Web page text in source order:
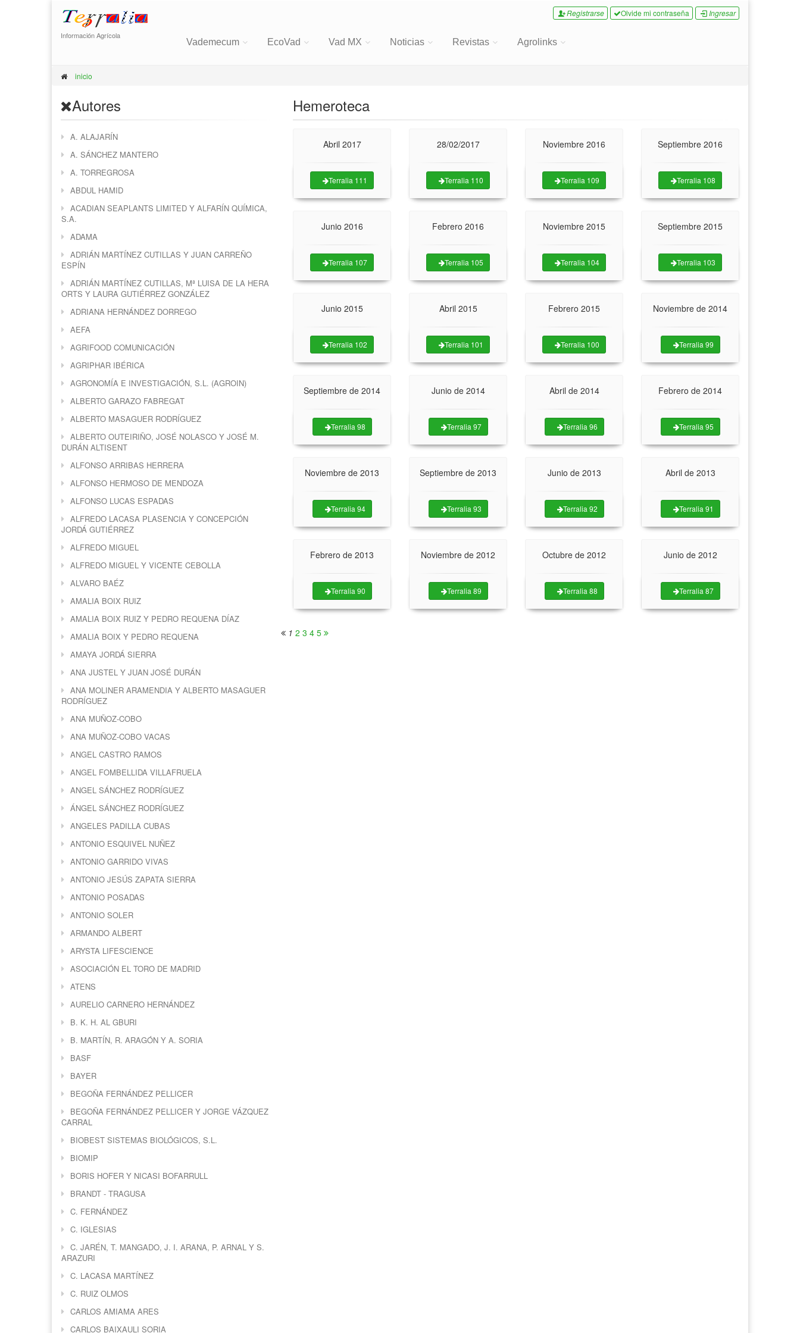
Información Agrícola
Registrarse Olvide mi contraseña Ingresar
Vademecum EcoVad Vad MX Noticias Revistas Agrolinks
inicio
Autores
A. ALAJARÍN
A. SÁNCHEZ MANTERO
A. TORREGROSA
ABDUL HAMID
ACADIAN SEAPLANTS LIMITED Y ALFARÍN QUÍMICA,
S.A.
ADAMA
ADRIÁN MARTÍNEZ CUTILLAS Y JUAN CARREÑO
ESPÍN
ADRIÁN MARTÍNEZ CUTILLAS, Mª LUISA DE LA HERA
ORTS Y LAURA GUTIÉRREZ GONZÁLEZ
ADRIANA HERNÁNDEZ DORREGO
AEFA
AGRIFOOD COMUNICACIÓN
AGRIPHAR IBÉRICA
AGRONOMÍA E INVESTIGACIÓN, S.L. (AGROIN)
ALBERTO GARAZO FABREGAT
ALBERTO MASAGUER RODRÍGUEZ
ALBERTO OUTEIRIÑO, JOSÉ NOLASCO Y JOSÉ M.
DURÁN ALTISENT
ALFONSO ARRIBAS HERRERA
ALFONSO HERMOSO DE MENDOZA
ALFONSO LUCAS ESPADAS
ALFREDO LACASA PLASENCIA Y CONCEPCIÓN
JORDÁ GUTIÉRREZ
ALFREDO MIGUEL
ALFREDO MIGUEL Y VICENTE CEBOLLA
ALVARO BAÉZ
AMALIA BOIX RUIZ
AMALIA BOIX RUIZ Y PEDRO REQUENA DÍAZ
AMALIA BOIX Y PEDRO REQUENA
AMAYA JORDÁ SIERRA
ANA JUSTEL Y JUAN JOSÉ DURÁN
ANA MOLINER ARAMENDIA Y ALBERTO MASAGUER
RODRÍGUEZ
ANA MUÑOZ-COBO
ANA MUÑOZ-COBO VACAS
ANGEL CASTRO RAMOS
ANGEL FOMBELLIDA VILLAFRUELA
ANGEL SÁNCHEZ RODRÍGUEZ
ÁNGEL SÁNCHEZ RODRÍGUEZ
ANGELES PADILLA CUBAS
ANTONIO ESQUIVEL NUÑEZ
ANTONIO GARRIDO VIVAS
ANTONIO JESÚS ZAPATA SIERRA
ANTONIO POSADAS
ANTONIO SOLER
ARMANDO ALBERT
ARYSTA LIFESCIENCE
ASOCIACIÓN EL TORO DE MADRID
ATENS
AURELIO CARNERO HERNÁNDEZ
B. K. H. AL GBURI
B. MARTÍN, R. ARAGÓN Y A. SORIA
BASF
BAYER
BEGOÑA FERNÁNDEZ PELLICER
BEGOÑA FERNÁNDEZ PELLICER Y JORGE VÁZQUEZ
CARRAL
BIOBEST SISTEMAS BIOLÓGICOS, S.L.
BIOMIP
BORIS HOFER Y NICASI BOFARRULL
BRANDT - TRAGUSA
C. FERNÁNDEZ
C. IGLESIAS
C. JARÉN, T. MANGADO, J. I. ARANA, P. ARNAL Y S.
ARAZURI
C. LACASA MARTÍNEZ
C. RUIZ OLMOS
CARLOS AMIAMA ARES
CARLOS BAIXAULI SORIA
Hemeroteca
Abril 2017
Terralia 111
28/02/2017
Terralia 110
Noviembre 2016
Terralia 109
Septiembre 2016
Terralia 108
Junio 2016
Terralia 107
Febrero 2016
Terralia 105
Noviembre 2015
Terralia 104
Septiembre 2015
Terralia 103
Junio 2015
Terralia 102
Abril 2015
Terralia 101
Febrero 2015
Terralia 100
Noviembre de 2014
Terralia 99
Septiembre de 2014
Terralia 98
Junio de 2014
Terralia 97
Abril de 2014
Terralia 96
Febrero de 2014
Terralia 95
Noviembre de 2013
Terralia 94
Septiembre de 2013
Terralia 93
Junio de 2013
Terralia 92
Abril de 2013
Terralia 91
Febrero de 2013
Terralia 90
Noviembre de 2012
Terralia 89
Octubre de 2012
Terralia 88
Junio de 2012
Terralia 87
1 2 3 4 5